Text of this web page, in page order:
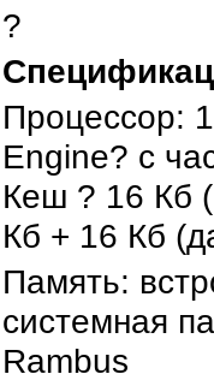
?
Процессор:
Engine? с
Кеш ? 16 Кб
Кб + 16 Кб
Память:
системная
Rambus